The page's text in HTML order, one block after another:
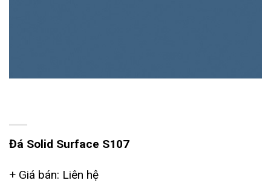
Đá Solid Surface S107
+ Giá bán: Liên hệ